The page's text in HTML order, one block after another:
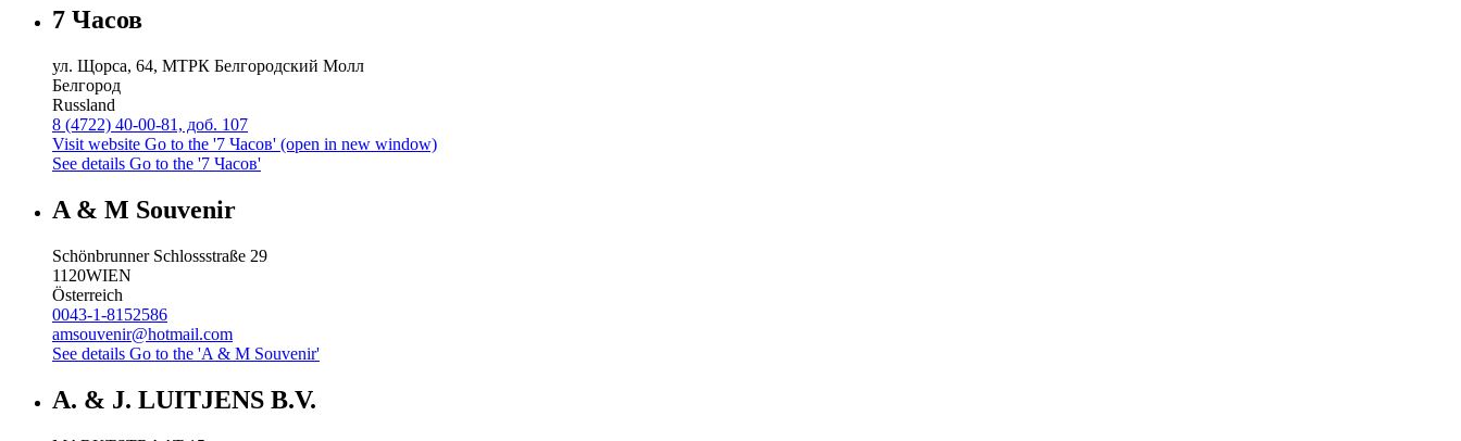
7 Часов
ул. Щорса, 64, МТРК Белгородский Молл
Белгород
Russland
8 (4722) 40-00-81, доб. 107
Visit website Go to the '7 Часов' (open in new window)
See details Go to the '7 Часов'
A & M Souvenir
Schönbrunner Schlossstraße 29
1120WIEN
Österreich
0043-1-8152586
amsouvenir@hotmail.com
See details Go to the 'A & M Souvenir'
A. & J. LUITJENS B.V.